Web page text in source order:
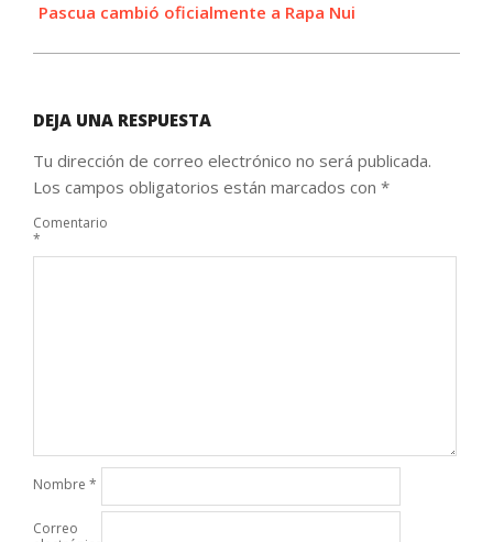
Pascua cambió oficialmente a Rapa Nui
DEJA UNA RESPUESTA
Tu dirección de correo electrónico no será publicada.
Los campos obligatorios están marcados con *
Comentario
*
Nombre *
Correo